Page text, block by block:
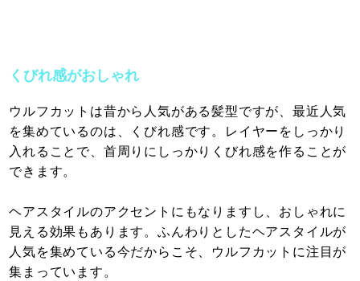
くびれ感がおしゃれ
ウルフカットは昔から人気がある髪型ですが、最近人気
を集めているのは、くびれ感です。レイヤーをしっかり
入れることで、首周りにしっかりくびれ感を作ることが
できます。
ヘアスタイルのアクセントにもなりますし、おしゃれに
見える効果もあります。ふんわりとしたヘアスタイルが
人気を集めている今だからこそ、ウルフカットに注目が
集まっています。